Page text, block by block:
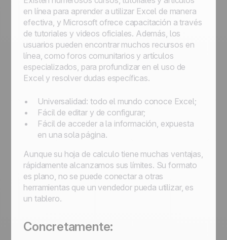
en línea para aprender a utilizar Excel de manera
efectiva, y Microsoft ofrece capacitación a través
de tutoriales y videos oficiales. Además, los
usuarios pueden encontrar muchos recursos en
línea, como foros comunitarios y artículos
especializados, para profundizar en el uso de
Excel y resolver dudas específicas.
Universalidad: todo el mundo conoce Excel;
Fácil de editar y de configurar;
Fácil de acceder a la información, expuesta
en una sola página.
Aunque su hoja de calculo tiene muchas ventajas,
rápidamente alcanzamos sus límites. Su formato
es plano, no se puede conectar a otras
herramientas que un vendedor pueda utilizar, es
un tablero.
Concretamente: